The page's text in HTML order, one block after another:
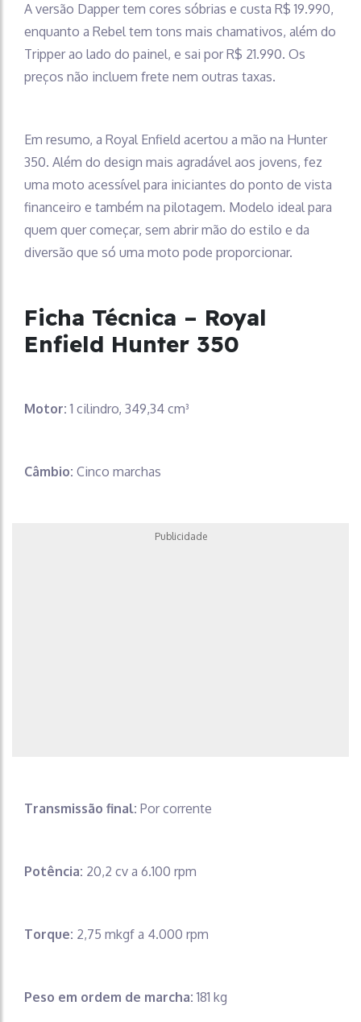
A versão Dapper tem cores sóbrias e custa R$ 19.990,
enquanto a Rebel tem tons mais chamativos, além do
Tripper ao lado do painel, e sai por R$ 21.990. Os
preços não incluem frete nem outras taxas.
Em resumo, a Royal Enfield acertou a mão na Hunter
350. Além do design mais agradável aos jovens, fez
uma moto acessível para iniciantes do ponto de vista
financeiro e também na pilotagem. Modelo ideal para
quem quer começar, sem abrir mão do estilo e da
diversão que só uma moto pode proporcionar.
Ficha Técnica – Royal
Enfield Hunter 350
Motor: 1 cilindro, 349,34 cm³
Câmbio: Cinco marchas
Publicidade
Transmissão final: Por corrente
Potência: 20,2 cv a 6.100 rpm
Torque: 2,75 mkgf a 4.000 rpm
Peso em ordem de marcha: 181 kg